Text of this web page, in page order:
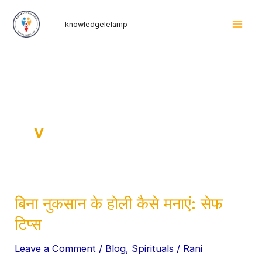
knowledgelelamp
v
बिना नुकसान के होली कैसे मनाएं: सेफ
टिप्स
Leave a Comment / Blog, Spirituals / Rani
बिना
नुकसान
होली